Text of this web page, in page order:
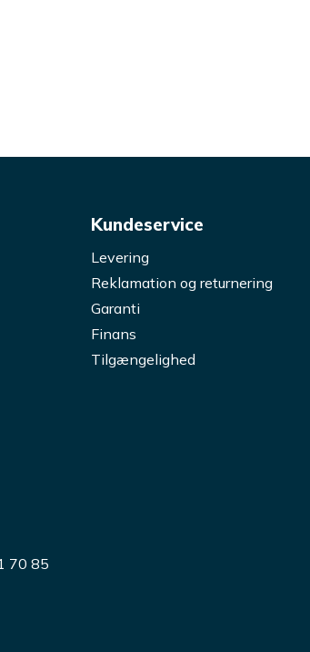
70 85
Kundeservice
Levering
Reklamation og returnering
Garanti
Finans
Tilgængelighed